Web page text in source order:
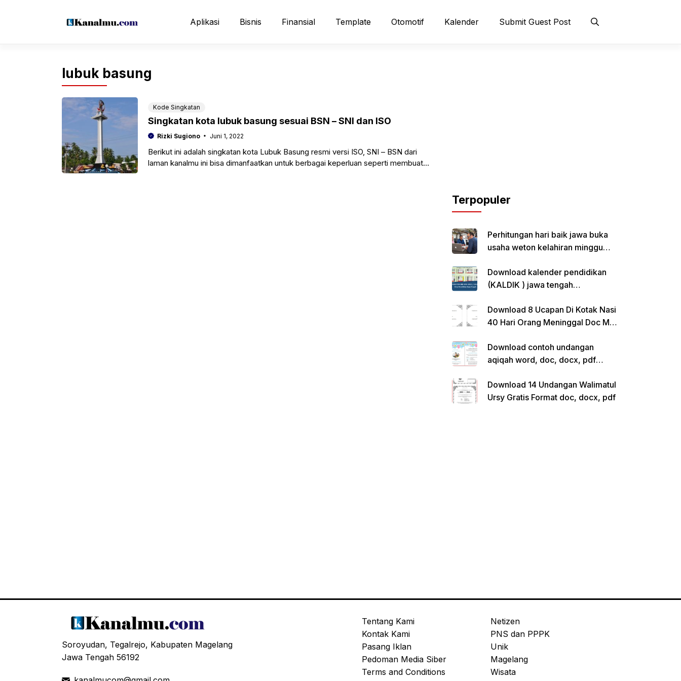
Aplikasi Bisnis Finansial Template Otomotif Kalender Submit Guest Post
lubuk basung
Kode Singkatan
Singkatan kota lubuk basung sesuai BSN – SNI dan ISO
Rizki Sugiono Juni 1, 2022
Berikut ini adalah singkatan kota Lubuk Basung resmi versi ISO, SNI – BSN dari
laman kanalmu ini bisa dimanfaatkan untuk berbagai keperluan seperti membuat
Terpopuler
Perhitungan hari baik jawa buka
usaha weton kelahiran minggu
Download kalender pendidikan
(KALDIK ) jawa tengah
Download 8 Ucapan Di Kotak Nasi
40 Hari Orang Meninggal Doc Ms.
Download contoh undangan
aqiqah word, doc, docx, pdf
Download 14 Undangan Walimatul
Ursy Gratis Format doc, docx, pdf
Soroyudan, Tegalrejo, Kabupaten Magelang
Jawa Tengah 56192
Tentang Kami
Kontak Kami
Pasang Iklan
Pedoman Media Siber
Terms and Conditions
Netizen
PNS dan PPPK
Unik
Magelang
Wisata